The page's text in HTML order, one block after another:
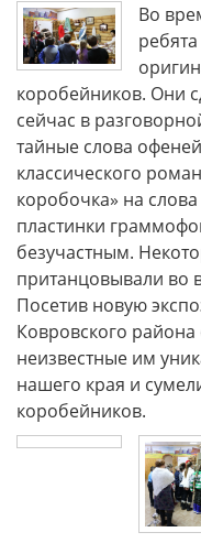
Во
коробейников. Они
сейчас в
тайные слова
классического
коробочка» на
пластинки
безучастным.
пританцовывали во
Посетив новую
Ковровского
неизвестные им
нашего края и
коробейников.